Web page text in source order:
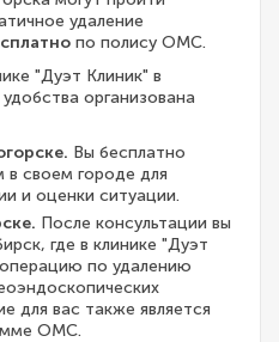
удаление
по полису ОМС.
"Дуэт Клиник" в
организована
Вы бесплатно
в своем городе для
и оценки ситуации.
После консультации вы
где в клинике "Дуэт
по удалению
для вас также является
ОМС.